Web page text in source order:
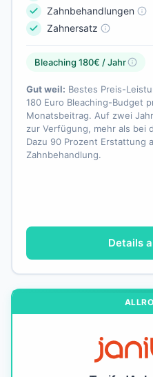
Zahnbehandlungen
Zahnersatz
Bleaching 180€ / Jahr
Gut weil: Bestes Preis-
180 Euro Bleaching-Budget
Monatsbeitrag. Auf zwei
zur Verfügung, mehr als bei
Dazu 90 Prozent Erstattung
Zahnbehandlung.
Details